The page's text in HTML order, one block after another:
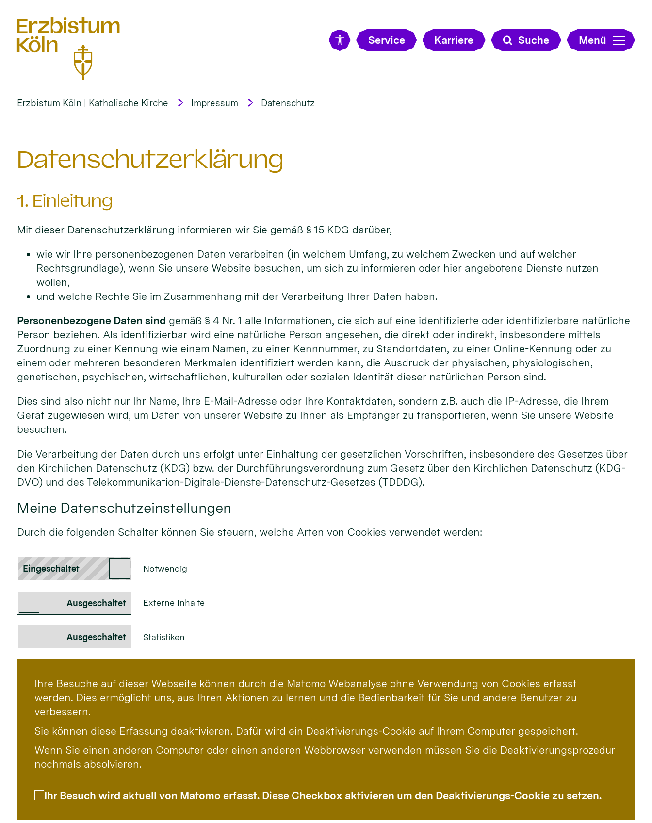
Service Karriere Suche Menü
Erzbistum Köln | Katholische Kirche Impressum Datenschutz
Datenschutzerklärung
1. Einleitung
Mit dieser Datenschutzerklärung informieren wir Sie gemäß § 15 KDG darüber,
wie wir Ihre personenbezogenen Daten verarbeiten (in welchem Umfang, zu welchem Zwecken und auf welcher
Rechtsgrundlage), wenn Sie unsere Website besuchen, um sich zu informieren oder hier angebotene Dienste nutzen
wollen,
und welche Rechte Sie im Zusammenhang mit der Verarbeitung Ihrer Daten haben.
Personenbezogene Daten sind gemäß § 4 Nr. 1 alle Informationen, die sich auf eine identifizierte oder identifizierbare natürliche
Person beziehen. Als identifizierbar wird eine natürliche Person angesehen, die direkt oder indirekt, insbesondere mittels
Zuordnung zu einer Kennung wie einem Namen, zu einer Kennnummer, zu Standortdaten, zu einer Online-Kennung oder zu
einem oder mehreren besonderen Merkmalen identifiziert werden kann, die Ausdruck der physischen, physiologischen,
genetischen, psychischen, wirtschaftlichen, kulturellen oder sozialen Identität dieser natürlichen Person sind.
Dies sind also nicht nur Ihr Name, Ihre E-Mail-Adresse oder Ihre Kontaktdaten, sondern z.B. auch die IP-Adresse, die Ihrem
Gerät zugewiesen wird, um Daten von unserer Website zu Ihnen als Empfänger zu transportieren, wenn Sie unsere Website
besuchen.
Die Verarbeitung der Daten durch uns erfolgt unter Einhaltung der gesetzlichen Vorschriften, insbesondere des Gesetzes über
den Kirchlichen Datenschutz (KDG) bzw. der Durchführungsverordnung zum Gesetz über den Kirchlichen Datenschutz (KDG-
DVO) und des Telekommunikation-Digitale-Dienste-Datenschutz-Gesetzes (TDDDG).
Meine Datenschutzeinstellungen
Durch die folgenden Schalter können Sie steuern, welche Arten von Cookies verwendet werden:
Notwendig
Externe Inhalte
Statistiken
Ihre Besuche auf dieser Webseite können durch die Matomo Webanalyse ohne Verwendung von Cookies erfasst
werden. Dies ermöglicht uns, aus Ihren Aktionen zu lernen und die Bedienbarkeit für Sie und andere Benutzer zu
verbessern.
Sie können diese Erfassung deaktivieren. Dafür wird ein Deaktivierungs-Cookie auf Ihrem Computer gespeichert.
Wenn Sie einen anderen Computer oder einen anderen Webbrowser verwenden müssen Sie die Deaktivierungsprozedur
nochmals absolvieren.
Ihr Besuch wird aktuell von Matomo erfasst. Diese Checkbox aktivieren um den Deaktivierungs-Cookie zu setzen.